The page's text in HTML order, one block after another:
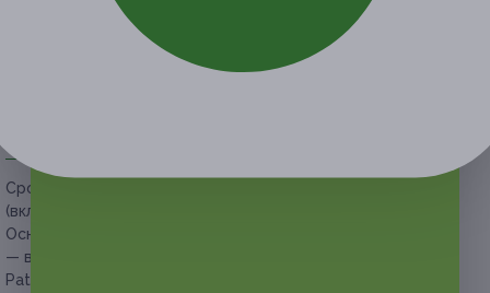
Окончание действия
Срок действия купонов:
(включительно).
Основные условия:
— в работе используются гель-лаки следующих марок:
Patrisa Nails, Mio Nails, Alta Nivelo;